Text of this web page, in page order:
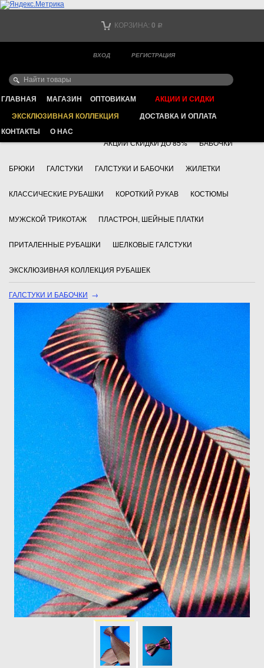
КОРЗИНА: 0 Р
ВХОД РЕГИСТРАЦИЯ
ГЛАВНАЯ МАГАЗИН ОПТОВИКАМ
АКЦИИ И СИДКИ
ЭКСКЛЮЗИВНАЯ КОЛЛЕКЦИЯ
ДОСТАВКА И ОПЛАТА
КОНТАКТЫ
О НАС
Ваш город -
ИНТЕРНЕТ МАГАЗИН КЛАССИЧЕСКОЙ МУЖСКОЙ ОДЕЖДЫ
+7 495 783 69 17 АКСЕССУАРЫ
АКЦИИ СКИДКИ ДО 85% БАБОЧКИ
БРЮКИ ГАЛСТУКИ ГАЛСТУКИ И БАБОЧКИ ЖИЛЕТКИ
КЛАССИЧЕСКИЕ РУБАШКИ КОРОТКИЙ РУКАВ КОСТЮМЫ
МУЖСКОЙ ТРИКОТАЖ ПЛАСТРОН, ШЕЙНЫЕ ПЛАТКИ
ПРИТАЛЕННЫЕ РУБАШКИ ШЕЛКОВЫЕ ГАЛСТУКИ
ЭКСКЛЮЗИВНАЯ КОЛЛЕКЦИЯ РУБАШЕК
ГАЛСТУКИ И БАБОЧКИ →